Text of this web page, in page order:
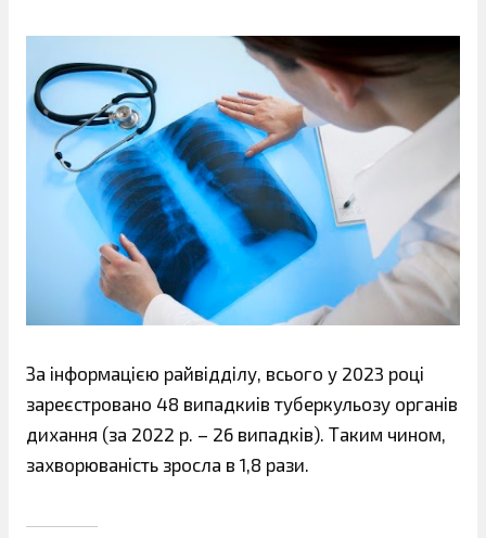
За інформацією райвідділу, всього у 2023 році
зареєстровано 48 випадкиів туберкульозу органів
дихання (за 2022 р. – 26 випадків). Таким чином,
захворюваність зросла в 1,8 рази.